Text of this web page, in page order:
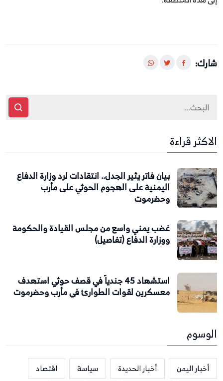
شارك:
الاكثر قراءة
بيان فاتر يثير الجدل.. انتقادات لرد وزارة الدفاع
اليمنية على الهجوم الحوثي على مأرب
وحضرموت
غضب يمني واسع من مجلس القيادة والحكومة
ووزارة الدفاع (تفاصيل)
استشهاد 45 جندياً في قصف حوثي استهدف
معسكرين لقوات الطوارئ في مأرب وحضرموت
الوسوم
أخبار اليمن أخبار الحديدة سياسة
اقتصاد